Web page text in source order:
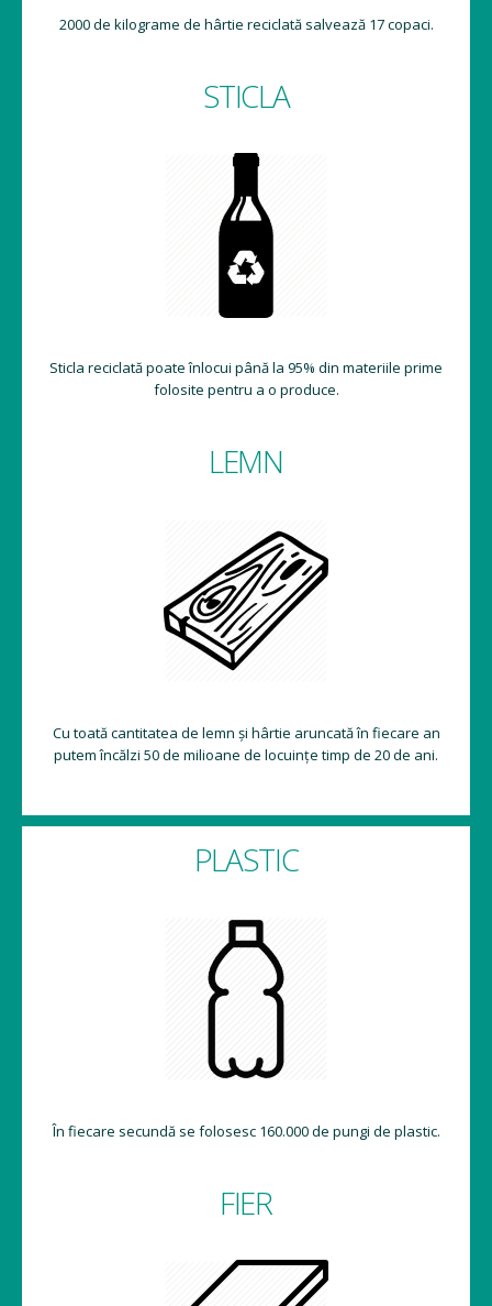
2000 de kilograme de hârtie reciclată salvează 17 copaci.
STICLA
Sticla reciclată poate înlocui până la 95% din materiile prime
folosite pentru a o produce.
LEMN
Cu toată cantitatea de lemn și hârtie aruncată în fiecare an
putem încălzi 50 de milioane de locuințe timp de 20 de ani.
PLASTIC
În fiecare secundă se folosesc 160.000 de pungi de plastic.
FIER